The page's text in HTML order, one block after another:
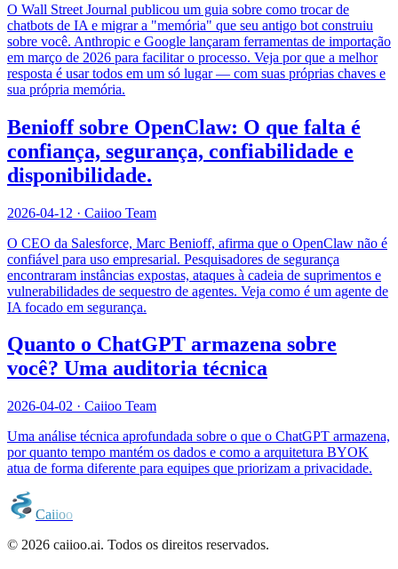
O Wall Street Journal publicou um guia sobre como trocar de
chatbots de IA e migrar a "memória" que seu antigo bot construiu
sobre você. Anthropic e Google lançaram ferramentas de importação
em março de 2026 para facilitar o processo. Veja por que a melhor
resposta é usar todos em um só lugar — com suas próprias chaves e
sua própria memória.
Benioff sobre OpenClaw: O que falta é
confiança, segurança, confiabilidade e
disponibilidade.
2026-04-12 · Caiioo Team
O CEO da Salesforce, Marc Benioff, afirma que o OpenClaw não é
confiável para uso empresarial. Pesquisadores de segurança
encontraram instâncias expostas, ataques à cadeia de suprimentos e
vulnerabilidades de sequestro de agentes. Veja como é um agente de
IA focado em segurança.
Quanto o ChatGPT armazena sobre
você? Uma auditoria técnica
2026-04-02 · Caiioo Team
Uma análise técnica aprofundada sobre o que o ChatGPT armazena,
por quanto tempo mantém os dados e como a arquitetura BYOK
atua de forma diferente para equipes que priorizam a privacidade.
Caiioo
© 2026 caiioo.ai. Todos os direitos reservados.